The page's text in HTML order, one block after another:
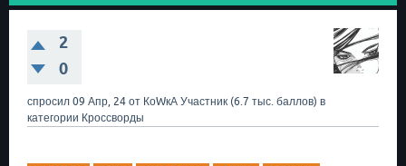
2
0
спросил 09 Апр, 24 от КоWкА Участник (6.7 тыс. баллов) в
категории Кроссворды